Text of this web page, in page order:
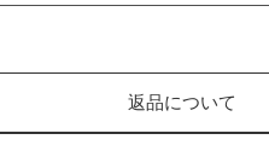
返品について